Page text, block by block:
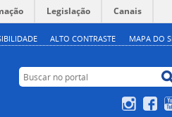
Legislação Canais
ALTO CONTRASTE MAPA DO
Buscar no portal